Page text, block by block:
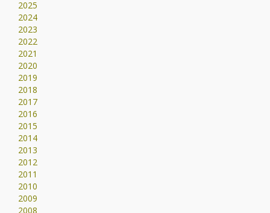
2025
2024
2023
2022
2021
2020
2019
2018
2017
2016
2015
2014
2013
2012
2011
2010
2009
2008